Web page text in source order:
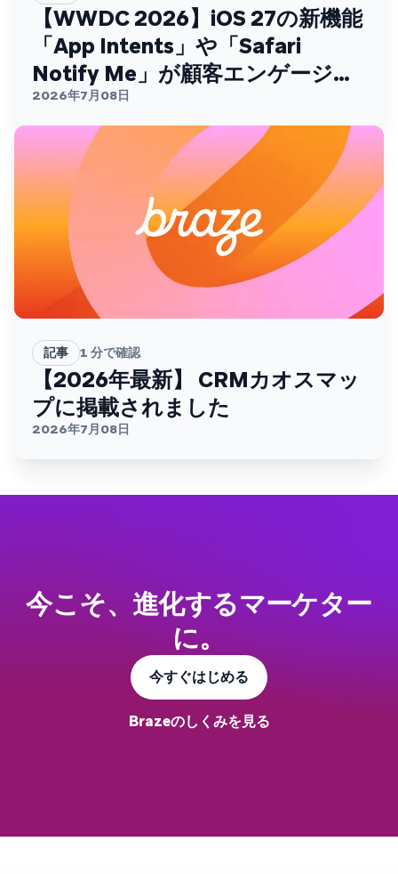
【WWDC 2026】iOS 27の新機能
「App Intents」や「Safari
Notify Me」が顧客エンゲージメ
ントを変える
2026年7月08日
記事 1 分で確認
【2026年最新】 CRMカオスマッ
プに掲載されました
2026年7月08日
今こそ、進化するマーケター
に。
今すぐはじめる
Brazeのしくみを見る